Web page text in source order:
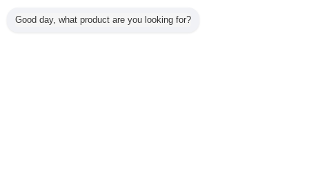
Good day, what product are you looking for?